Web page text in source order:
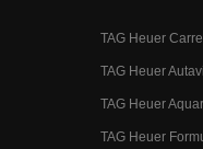
TAG Heuer
TAG Heuer
TAG Heuer
TAG Heuer